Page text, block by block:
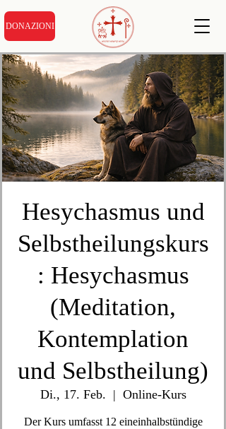
DONAZIONI
Hesychasmus und
Selbstheilungskurs
: Hesychasmus
(Meditation,
Kontemplation
und Selbstheilung)
Di., 17. Feb.
  |
Online-Kurs
Der Kurs umfasst 12 eineinhalbstündige